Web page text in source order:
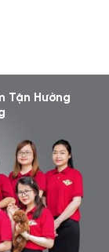
Tận Hưởng